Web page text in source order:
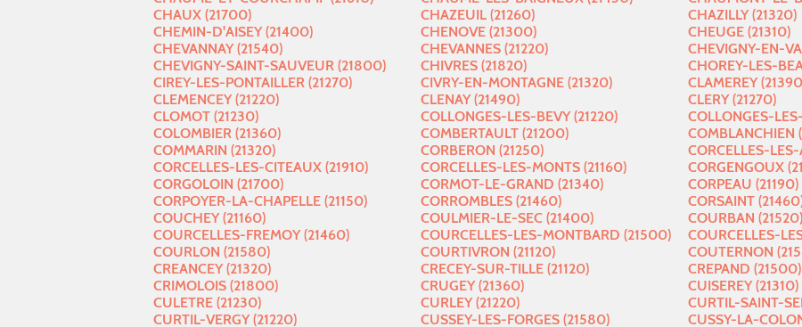
CHAUX (21700)
CHAZEUIL (21260)
CHAZILLY (21320)
CHEMIN-D'AISEY (21400)
CHENOVE (21300)
CHEUGE (21310)
CHEVANNAY (21540)
CHEVANNES (21220)
CHEVIGNY-EN-
CHEVIGNY-SAINT-SAUVEUR (21800)
CHIVRES (21820)
CHOREY-LES-
CIREY-LES-PONTAILLER (21270)
CIVRY-EN-MONTAGNE (21320)
CLAMEREY
CLEMENCEY (21220)
CLENAY (21490)
CLERY (21270)
CLOMOT (21230)
COLLONGES-LES-BEVY (21220)
COLLONGES-
COLOMBIER (21360)
COMBERTAULT (21200)
COMBLANCHIEN
COMMARIN (21320)
CORBERON (21250)
CORCELLES-
CORCELLES-LES-CITEAUX (21910)
CORCELLES-LES-MONTS (21160)
CORGENGOUX
CORGOLOIN (21700)
CORMOT-LE-GRAND (21340)
CORPEAU (21190)
CORPOYER-LA-CHAPELLE (21150)
CORROMBLES (21460)
CORSAINT
COUCHEY (21160)
COULMIER-LE-SEC (21400)
COURBAN (21520)
COURCELLES-FREMOY (21460)
COURCELLES-LES-MONTBARD (21500)
COURCELLES-
COURLON (21580)
COURTIVRON (21120)
COUTERNON
CREANCEY (21320)
CRECEY-SUR-TILLE (21120)
CREPAND (21500)
CRIMOLOIS (21800)
CRUGEY (21360)
CUISEREY (21310)
CULETRE (21230)
CURLEY (21220)
CURTIL-SAINT-
CURTIL-VERGY (21220)
CUSSEY-LES-FORGES (21580)
CUSSY-LA-